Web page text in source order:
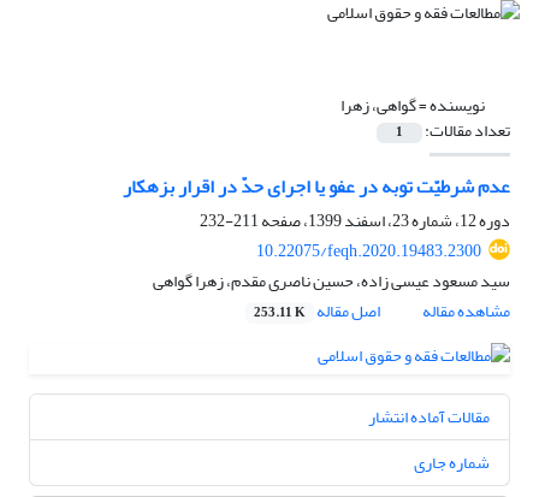
نویسنده =گواهی، زهرا
تعداد مقالات: 1
عدم شرطیّت توبه در عفو یا اجرای حدّ در اقرار بزهکار
دوره 12، شماره 23، اسفند 1399، صفحه
211-232
10.22075/feqh.2020.19483.2300
سید مسعود عیسی زاده، حسین ناصری مقدم، زهرا گواهی
مشاهده مقاله
اصل مقاله 253.11 K
مقالات آماده انتشار
شماره جاری